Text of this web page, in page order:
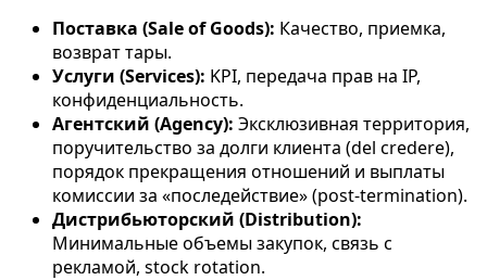
Поставка (Sale of Goods): Качество, приемка,
возврат тары.
Услуги (Services): KPI, передача прав на IP,
конфиденциальность.
Агентский (Agency): Эксклюзивная территория,
поручительство за долги клиента (del credere),
порядок прекращения отношений и выплаты
комиссии за «последействие» (post-termination).
Дистрибьюторский (Distribution):
Минимальные объемы закупок, связь с
рекламой, stock rotation.